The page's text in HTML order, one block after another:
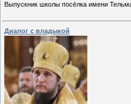
Выпускник школы посёлка имени
Диалог с владыкой